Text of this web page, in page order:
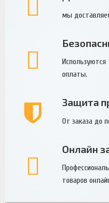
мы
оплаты.
Защита
От заказа до
Онлайн
товаров